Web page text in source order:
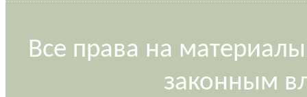
Все права на
законным